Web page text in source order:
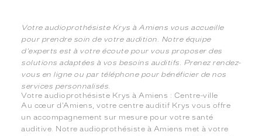
Votre audioprothésiste Krys à Amiens vous accueille
pour prendre soin de votre audition. Notre équipe
d'experts est à votre écoute pour vous proposer des
solutions adaptées à vos besoins auditifs. Prenez rendez-
vous en ligne ou par téléphone pour bénéficier de nos
services personnalisés.
Votre audioprothésiste Krys à Amiens : Centre-ville
Au cœur d'Amiens, votre centre auditif Krys vous offre
un accompagnement sur mesure pour votre santé
auditive. Notre audioprothésiste à Amiens met à votre